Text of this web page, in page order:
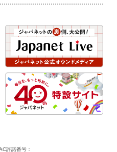
許諾番号：